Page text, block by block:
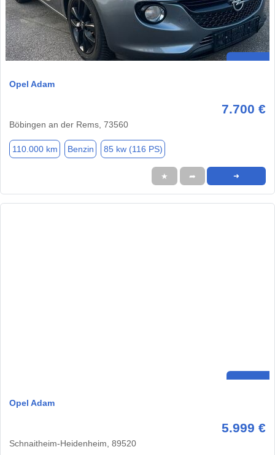
Opel Adam
7.700 €
Böbingen an der Rems, 73560
110.000 km Benzin 85 kw (116 PS)
★ ➦ ➜
Opel Adam
5.999 €
Schnaitheim-Heidenheim, 89520